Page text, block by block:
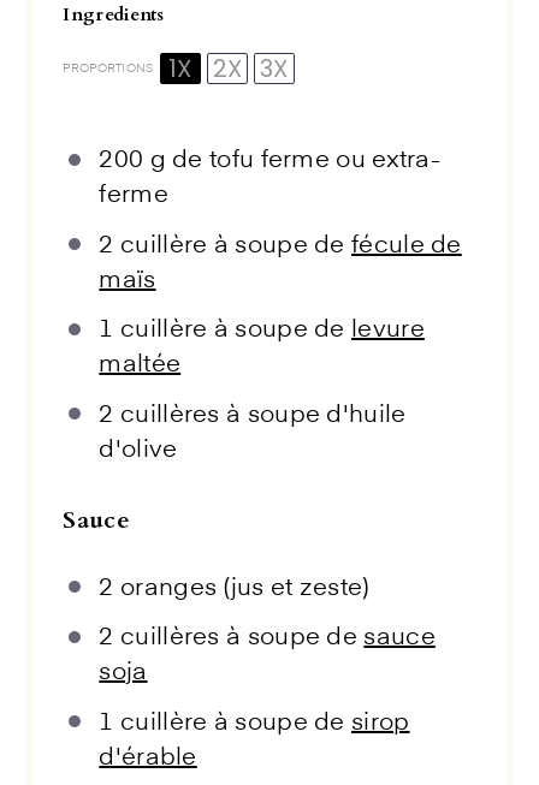
Ingredients
PROPORTIONS 1X 2X 3X
200 g de tofu ferme ou extra-
ferme
2 cuillère à soupe defécule de
maïs
1 cuillère à soupe de levure
maltée
2 cuillères à soupe d'huile
d'olive
Sauce
2 oranges (jus et zeste)
2 cuillères à soupe de sauce
soja
1 cuillère à soupe de sirop
d'érable